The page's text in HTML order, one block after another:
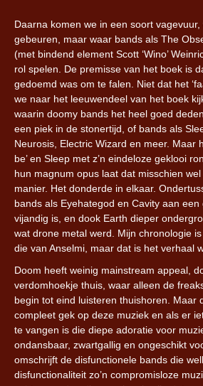
Daarna komen we in een soort
gebeuren, maar waar bands als The
(met bindend element Scott ‘Wino’
rol spelen. De premisse van het boek is
gedoemd was om te falen. Niet dat het
we naar het leeuwendeel van het boek
waarin doomy bands het heel goed
een piek in de stonertijd, of bands als
Neurosis, Electric Wizard en meer. Maar
be’ en Sleep met z’n eindeloze geklooi
hun magnum opus laat dat misschien
manier. Het donderde in elkaar.
bands als Eyehategod en Cavity aan
vijandig is, en dook Earth dieper
wat drone metal werd. Mijn chronologie
die van Anselmi, maar dat is het verhaal
Doom heeft weinig mainstream appeal,
verdomhoekje thuis, waar alleen de
begin tot eind luisteren thuishoren. Maar
compleet gek op deze muziek en als er
te vangen is die diepe adoratie voor
ondansbaar, zwartgallig en ongeschikt
omschrijft de disfunctionele bands die
disfunctionaliteit zo’n compromisloze